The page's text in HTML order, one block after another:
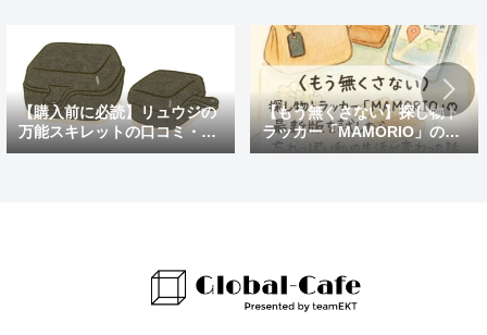
【購入前に必読】リュウジの
万能スキレットの口コミ・評
判まとめ｜後悔しないための
【もう無くさない】探し物ト
ラッカー「MAMORIO」の最
新版を試したら、忘れっぽい